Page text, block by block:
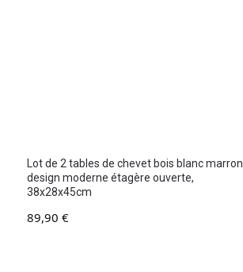
Lot de 2 tables de chevet bois blanc marron
design moderne étagère ouverte,
38x28x45cm
89,90 €